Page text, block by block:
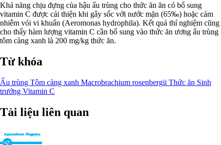
Khả năng chịu đựng của hậu ấu trùng cho thức ăn ăn có bổ sung
vitamin C được cải thiện khi gây sốc với nước mặn (65‰) hoặc cảm
nhiễm vói vi khuẩn (Aeromonas hydrophila). Kết quả thí nghiệm cũng
cho thấy hàm lượng vitamin C cần bổ sung vào thức ăn ương ấu trùng
tôm càng xanh là 200 mg/kg thức ăn.
Từ khóa
Ấu trùng Tôm càng xanh Macrobrachium rosenbergii Thức ăn Sinh
trưởng Vitamin C
Tài liệu liên quan